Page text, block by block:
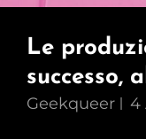
Le
successo,
Geekqueer 4